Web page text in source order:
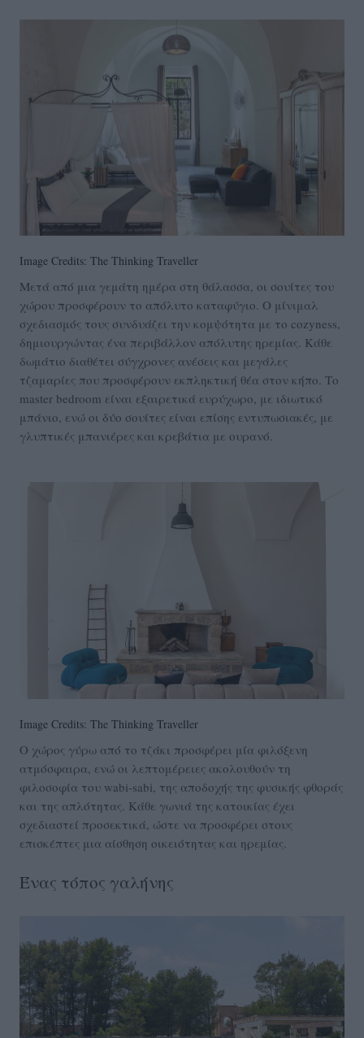
Image Credits: The Thinking Traveller
Μετά από μια γεμάτη ημέρα στη θάλασσα, οι σουίτες του
χώρου προσφέρουν το απόλυτο καταφύγιο. Ο μίνιμαλ
σχεδιασμός τους συνδυάζει την κομψότητα με το cozyness,
δημιουργώντας ένα περιβάλλον απόλυτης ηρεμίας. Κάθε
δωμάτιο διαθέτει σύγχρονες ανέσεις και μεγάλες
τζαμαρίες που προσφέρουν εκπληκτική θέα στον κήπο. Το
master bedroom είναι εξαιρετικά ευρύχωρο, με ιδιωτικό
μπάνιο, ενώ οι δύο σουίτες είναι επίσης εντυπωσιακές, με
γλυπτικές μπανιέρες και κρεβάτια με ουρανό.
Image Credits: The Thinking Traveller
Ο χώρος γύρω από το τζάκι προσφέρει μία φιλόξενη
ατμόσφαιρα, ενώ οι λεπτομέρειες ακολουθούν τη
φιλοσοφία του wabi-sabi, της αποδοχής της φυσικής φθοράς
και της απλότητας. Κάθε γωνιά της κατοικίας έχει
σχεδιαστεί προσεκτικά, ώστε να προσφέρει στους
επισκέπτες μια αίσθηση οικειότητας και ηρεμίας.
Ένας τόπος γαλήνης